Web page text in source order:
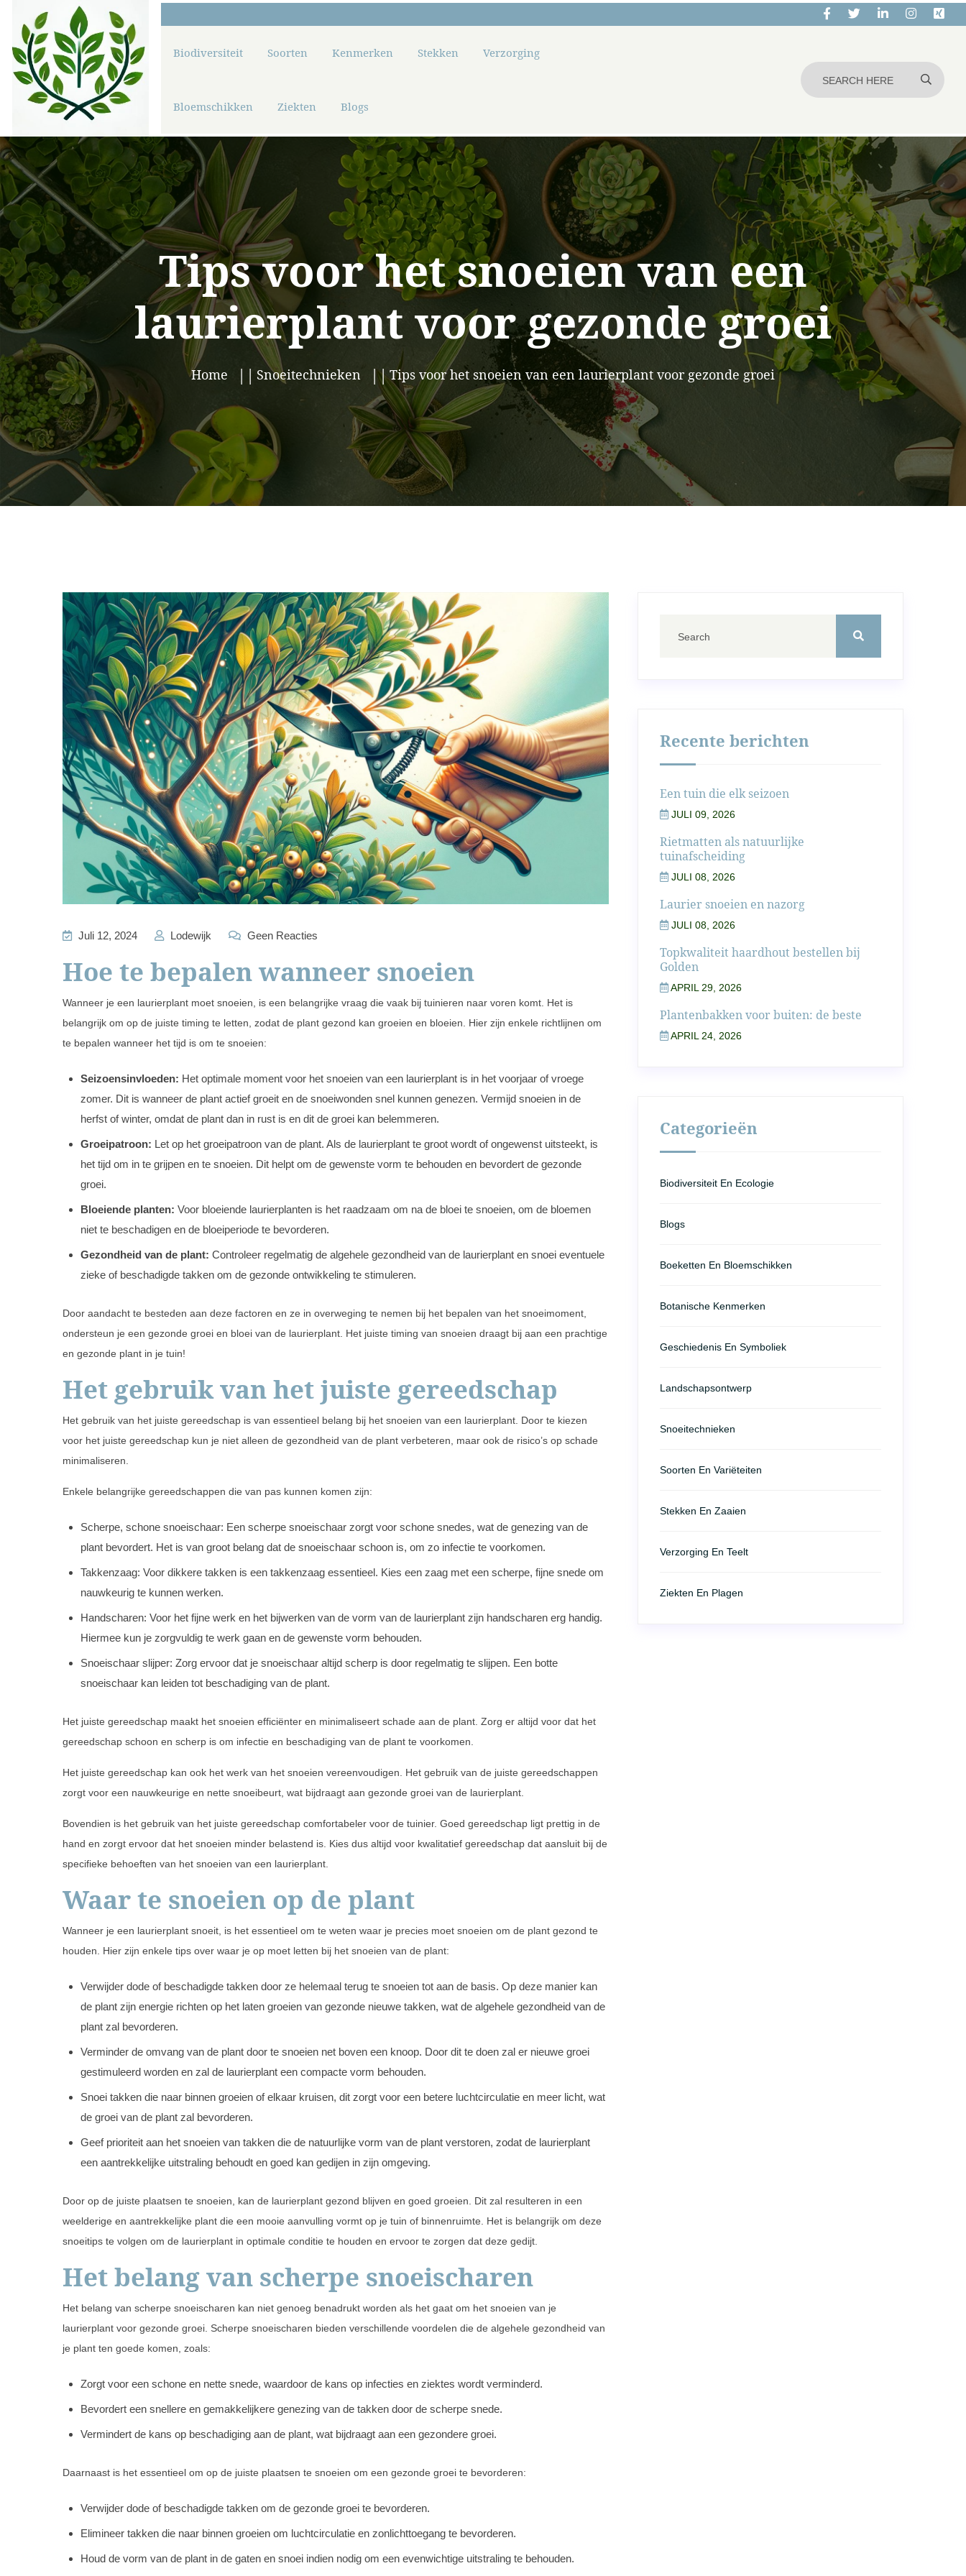
Biodiversiteit Soorten Kenmerken Stekken Verzorging
Bloemschikken Ziekten Blogs
Tips voor het snoeien van een
laurierplant voor gezonde groei
Home Snoeitechnieken Tips voor het snoeien van een laurierplant voor gezonde groei
Juli 12, 2024 Lodewijk Geen Reacties
Hoe te bepalen wanneer snoeien
Wanneer je een laurierplant moet snoeien, is een belangrijke vraag die vaak bij tuinieren naar voren komt. Het is
belangrijk om op de juiste timing te letten, zodat de plant gezond kan groeien en bloeien. Hier zijn enkele richtlijnen om
te bepalen wanneer het tijd is om te snoeien:
Seizoensinvloeden: Het optimale moment voor het snoeien van een laurierplant is in het voorjaar of vroege
zomer. Dit is wanneer de plant actief groeit en de snoeiwonden snel kunnen genezen. Vermijd snoeien in de
herfst of winter, omdat de plant dan in rust is en dit de groei kan belemmeren.
Groeipatroon: Let op het groeipatroon van de plant. Als de laurierplant te groot wordt of ongewenst uitsteekt, is
het tijd om in te grijpen en te snoeien. Dit helpt om de gewenste vorm te behouden en bevordert de gezonde
groei.
Bloeiende planten: Voor bloeiende laurierplanten is het raadzaam om na de bloei te snoeien, om de bloemen
niet te beschadigen en de bloeiperiode te bevorderen.
Gezondheid van de plant: Controleer regelmatig de algehele gezondheid van de laurierplant en snoei eventuele
zieke of beschadigde takken om de gezonde ontwikkeling te stimuleren.
Door aandacht te besteden aan deze factoren en ze in overweging te nemen bij het bepalen van het snoeimoment,
ondersteun je een gezonde groei en bloei van de laurierplant. Het juiste timing van snoeien draagt bij aan een prachtige
en gezonde plant in je tuin!
Het gebruik van het juiste gereedschap
Het gebruik van het juiste gereedschap is van essentieel belang bij het snoeien van een laurierplant. Door te kiezen
voor het juiste gereedschap kun je niet alleen de gezondheid van de plant verbeteren, maar ook de risico’s op schade
minimaliseren.
Enkele belangrijke gereedschappen die van pas kunnen komen zijn:
Scherpe, schone snoeischaar: Een scherpe snoeischaar zorgt voor schone snedes, wat de genezing van de
plant bevordert. Het is van groot belang dat de snoeischaar schoon is, om zo infectie te voorkomen.
Takkenzaag: Voor dikkere takken is een takkenzaag essentieel. Kies een zaag met een scherpe, fijne snede om
nauwkeurig te kunnen werken.
Handscharen: Voor het fijne werk en het bijwerken van de vorm van de laurierplant zijn handscharen erg handig.
Hiermee kun je zorgvuldig te werk gaan en de gewenste vorm behouden.
Snoeischaar slijper: Zorg ervoor dat je snoeischaar altijd scherp is door regelmatig te slijpen. Een botte
snoeischaar kan leiden tot beschadiging van de plant.
Het juiste gereedschap maakt het snoeien efficiënter en minimaliseert schade aan de plant. Zorg er altijd voor dat het
gereedschap schoon en scherp is om infectie en beschadiging van de plant te voorkomen.
Het juiste gereedschap kan ook het werk van het snoeien vereenvoudigen. Het gebruik van de juiste gereedschappen
zorgt voor een nauwkeurige en nette snoeibeurt, wat bijdraagt aan gezonde groei van de laurierplant.
Bovendien is het gebruik van het juiste gereedschap comfortabeler voor de tuinier. Goed gereedschap ligt prettig in de
hand en zorgt ervoor dat het snoeien minder belastend is. Kies dus altijd voor kwalitatief gereedschap dat aansluit bij de
specifieke behoeften van het snoeien van een laurierplant.
Waar te snoeien op de plant
Wanneer je een laurierplant snoeit, is het essentieel om te weten waar je precies moet snoeien om de plant gezond te
houden. Hier zijn enkele tips over waar je op moet letten bij het snoeien van de plant:
Verwijder dode of beschadigde takken door ze helemaal terug te snoeien tot aan de basis. Op deze manier kan
de plant zijn energie richten op het laten groeien van gezonde nieuwe takken, wat de algehele gezondheid van de
plant zal bevorderen.
Verminder de omvang van de plant door te snoeien net boven een knoop. Door dit te doen zal er nieuwe groei
gestimuleerd worden en zal de laurierplant een compacte vorm behouden.
Snoei takken die naar binnen groeien of elkaar kruisen, dit zorgt voor een betere luchtcirculatie en meer licht, wat
de groei van de plant zal bevorderen.
Geef prioriteit aan het snoeien van takken die de natuurlijke vorm van de plant verstoren, zodat de laurierplant
een aantrekkelijke uitstraling behoudt en goed kan gedijen in zijn omgeving.
Door op de juiste plaatsen te snoeien, kan de laurierplant gezond blijven en goed groeien. Dit zal resulteren in een
weelderige en aantrekkelijke plant die een mooie aanvulling vormt op je tuin of binnenruimte. Het is belangrijk om deze
snoeitips te volgen om de laurierplant in optimale conditie te houden en ervoor te zorgen dat deze gedijt.
Het belang van scherpe snoeischaren
Het belang van scherpe snoeischaren kan niet genoeg benadrukt worden als het gaat om het snoeien van je
laurierplant voor gezonde groei. Scherpe snoeischaren bieden verschillende voordelen die de algehele gezondheid van
je plant ten goede komen, zoals:
Zorgt voor een schone en nette snede, waardoor de kans op infecties en ziektes wordt verminderd.
Bevordert een snellere en gemakkelijkere genezing van de takken door de scherpe snede.
Vermindert de kans op beschadiging aan de plant, wat bijdraagt aan een gezondere groei.
Daarnaast is het essentieel om op de juiste plaatsen te snoeien om een gezonde groei te bevorderen:
Verwijder dode of beschadigde takken om de gezonde groei te bevorderen.
Elimineer takken die naar binnen groeien om luchtcirculatie en zonlichttoegang te bevorderen.
Houd de vorm van de plant in de gaten en snoei indien nodig om een evenwichtige uitstraling te behouden.
Recente berichten
Een tuin die elk seizoen
JULI 09, 2026
Rietmatten als natuurlijke
tuinafscheiding
JULI 08, 2026
Laurier snoeien en nazorg
JULI 08, 2026
Topkwaliteit haardhout bestellen bij
Golden
APRIL 29, 2026
Plantenbakken voor buiten: de beste
APRIL 24, 2026
Categorieën
Biodiversiteit En Ecologie
Blogs
Boeketten En Bloemschikken
Botanische Kenmerken
Geschiedenis En Symboliek
Landschapsontwerp
Snoeitechnieken
Soorten En Variëteiten
Stekken En Zaaien
Verzorging En Teelt
Ziekten En Plagen